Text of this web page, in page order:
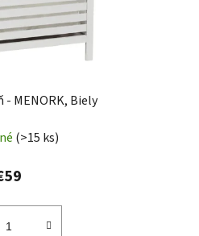
- MENORK, Biely
(>15 ks)